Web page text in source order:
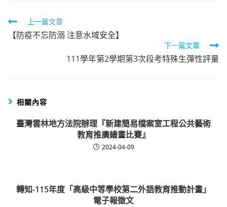
Read
more
上一篇文章
【防疫不忘防溺 注意水域安全】
下一篇文章
111學年第2學期第3次段考特殊生彈性評量
相關內容
臺灣雲林地方法院辦理『新建簡易檔案室工程公共藝術
教育推廣繪畫比賽』
2024-04-09
轉知-115年度「高級中等學校第二外語教育推動計畫」
電子報徵文